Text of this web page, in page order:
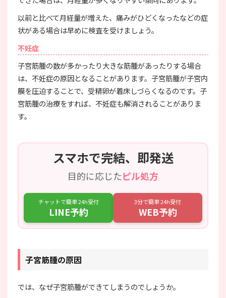
以前と比べて月経量が増えた、痛みがひどくなったなどの症
状がある場合は早めに検査を受けましょう。
不妊症
子宮筋腫の数が多かったり大きな筋腫があったりする場合
は、不妊症の原因となることがあります。子宮筋腫が子宮内
膜を圧迫することで、受精卵が着床しづらくなるのです。子
宮筋腫の治療をすれば、不妊症も解消されることがありま
す。
スマホで完結、即発送
目的に応じたピル処方
チャットで簡単 24h受付
LINE予約
3分で簡単 24h受付
WEB予約
子宮筋腫の原因
では、なぜ子宮筋腫ができてしまうのでしょうか。